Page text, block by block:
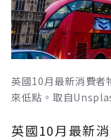
英國10月最新消費者
來低點。取自
英國10月最新